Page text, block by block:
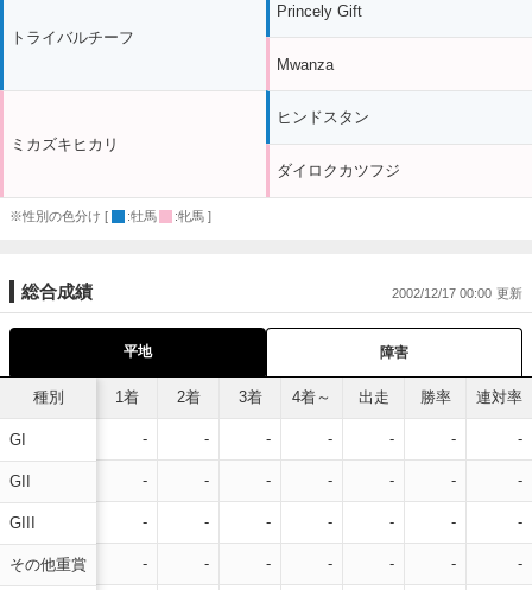
トライバルチーフ
ミカズキヒカリ
Princely Gift
Mwanza
ヒンドスタン
ダイロクカツフジ
※性別の色分け [ :牡馬 :牝馬 ]
総合成績 2002/12/17 00:00
平地 障害
種別
GI
GII
GIII
その他重賞
1着 2着 3着 4着～ 出走 勝率 連対率
- - - - - - -
- - - - - - -
- - - - - - -
- - - - - - -